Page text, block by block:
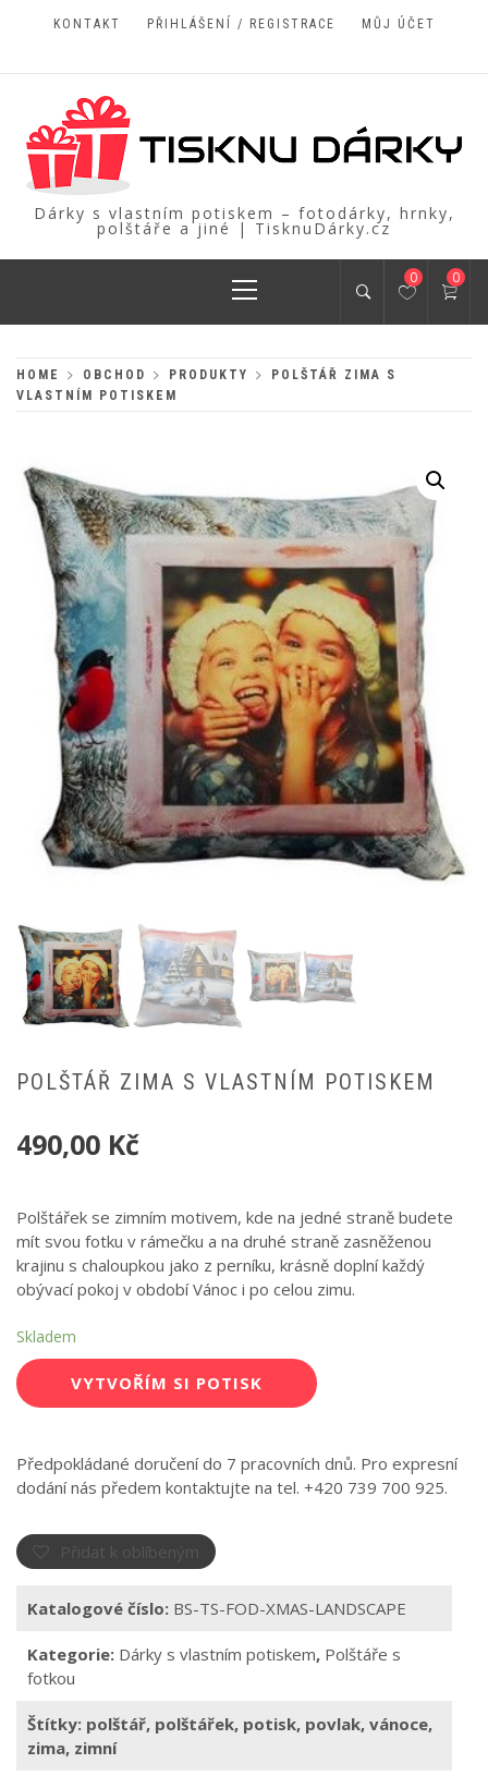
KONTAKT PŘIHLÁŠENÍ / REGISTRACE MŮJ ÚČET
Dárky s vlastním potiskem – fotodárky, hrnky,
polštáře a jiné | TisknuDárky.cz
Menu
0 0
HOME OBCHOD PRODUKTY
POLŠTÁŘ ZIMA S
VLASTNÍM POTISKEM
POLŠTÁŘ ZIMA S VLASTNÍM POTISKEM
490,00 Kč
Polštářek se zimním motivem, kde na jedné straně budete
mít svou fotku v rámečku a na druhé straně zasněženou
krajinu s chaloupkou jako z perníku, krásně doplní každý
obývací pokoj v období Vánoc i po celou zimu.
Skladem
VYTVOŘÍM SI POTISK
Předpokládané doručení do 7 pracovních dnů. Pro expresní
dodání nás předem kontaktujte na tel. +420 739 700 925.
Přidat k oblíbeným
Katalogové číslo: BS-TS-FOD-XMAS-LANDSCAPE
Kategorie: Dárky s vlastním potiskem, Polštáře s
fotkou
Štítky: polštář, polštářek, potisk, povlak, vánoce,
zima, zimní